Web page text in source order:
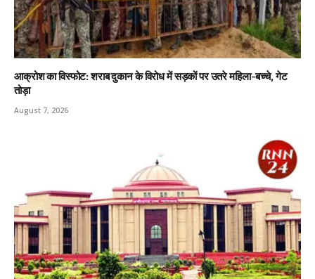
आक्रोश का विस्फोट: शराब दुकान के विरोध में सड़कों पर उतरे महिला-बच्चे, गेट
तोड़ा
August 7, 2026